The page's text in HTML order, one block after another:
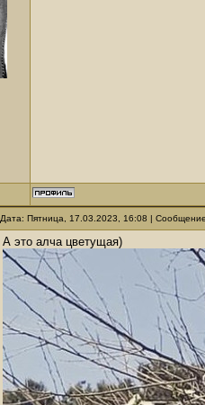
Дата: Пятница, 17.03.2023, 16:08 |
А это алча цветущая)